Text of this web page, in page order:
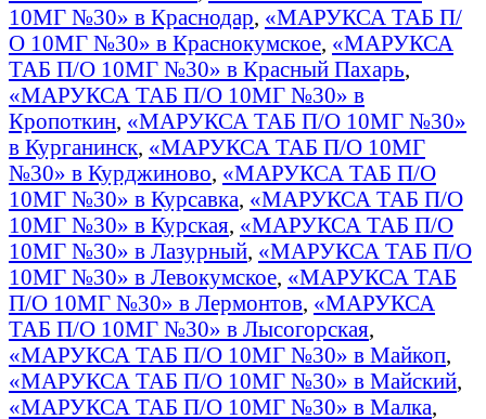
10МГ №30» в Краснодар, «МАРУКСА ТАБ П/
О 10МГ №30» в Краснокумское, «МАРУКСА
ТАБ П/О 10МГ №30» в Красный Пахарь,
«МАРУКСА ТАБ П/О 10МГ №30» в
Кропоткин, «МАРУКСА ТАБ П/О 10МГ №30»
в Курганинск, «МАРУКСА ТАБ П/О 10МГ
№30» в Курджиново, «МАРУКСА ТАБ П/О
10МГ №30» в Курсавка, «МАРУКСА ТАБ П/О
10МГ №30» в Курская, «МАРУКСА ТАБ П/О
10МГ №30» в Лазурный, «МАРУКСА ТАБ П/О
10МГ №30» в Левокумское, «МАРУКСА ТАБ
П/О 10МГ №30» в Лермонтов, «МАРУКСА
ТАБ П/О 10МГ №30» в Лысогорская,
«МАРУКСА ТАБ П/О 10МГ №30» в Майкоп,
«МАРУКСА ТАБ П/О 10МГ №30» в Майский,
«МАРУКСА ТАБ П/О 10МГ №30» в Малка,